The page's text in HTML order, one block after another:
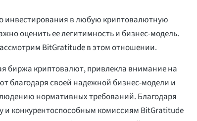
инвестирования в любую криптовалютную
оценить ее легитимность и бизнес-модель.
BitGratitude в этом отношении.
биржа криптовалют, привлекла внимание на
благодаря своей надежной бизнес-модели и
нормативных требований. Благодаря
и конкурентоспособным комиссиям BitGratitude